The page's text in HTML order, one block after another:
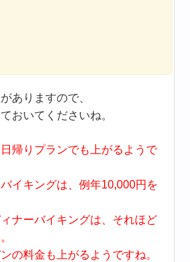
ありますので、
おいてくださいね。
帰りプランでも上がるようで
イキングは、例年10,000円を
ナーバイキングは、それほど
の料金も上がるようですね。